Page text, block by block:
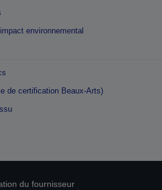
environnemental
de certification Beaux-Arts)
du fournisseur